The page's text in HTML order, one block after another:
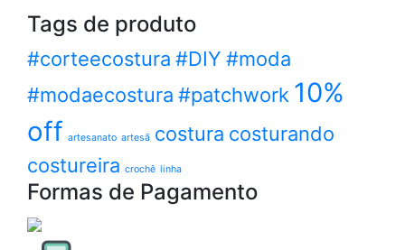
Tags de produto
#corteecostura #DIY #moda
#modaecostura #patchwork 10%
off artesanato artesã costura costurando
costureira crochê linha
Formas de Pagamento